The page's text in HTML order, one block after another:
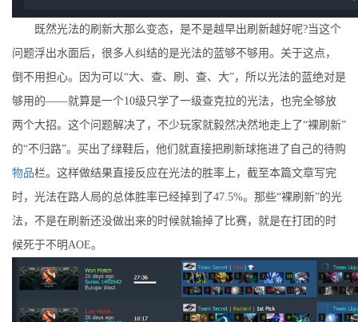
既然光法的刷新大那么变态，是不是越早出刷新越好呢?当这个
问题浮出水面后，很多人纠结的是光法的蓝够不够用。关于这点，
倒不用担心。因为可以“大、查、刷、查、大”，所以光法的蓝绝对是
够用的——就算是一个10级只学了一级查克拉的光法，也完全够放
两个大招。这个问题解决了，不少玩家就毅然决然地走上了“裸刷新”
的“不归路”。买出了绿鞋后，他们就直接把刷新球拖进了自己的待购
物品栏。这样做结果直接反应在光法的胜率上，截至本篇文章写完
时，光法在路人局的总体胜率已经掉到了47.5%。那些“裸刷新”的光
法，不是在刷新还没做出来的时候就输掉了比赛，就是在打团的时
候死于不明AOE。